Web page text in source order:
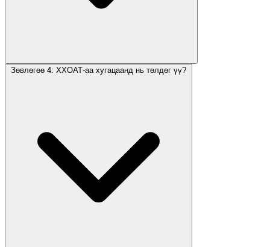
Зөвлөгөө 4: ХХОАТ-аа хугацаанд нь төлдөг үү?